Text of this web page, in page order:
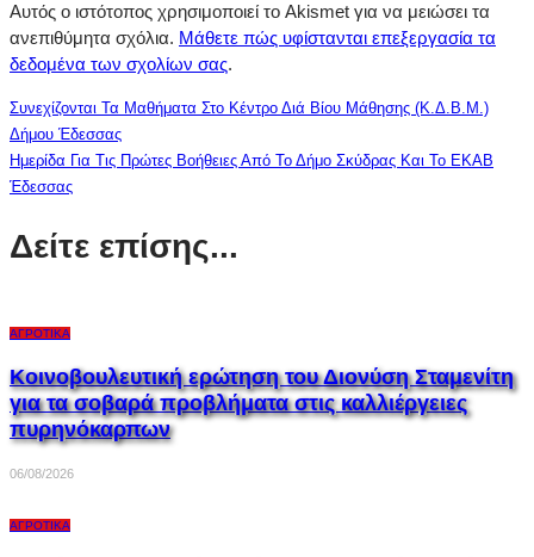
Αυτός ο ιστότοπος χρησιμοποιεί το Akismet για να μειώσει τα
ανεπιθύμητα σχόλια. Μάθετε πώς υφίστανται επεξεργασία τα
δεδομένα των σχολίων σας.
Συνεχίζονται Τα Μαθήματα Στο Κέντρο Διά Βίου Μάθησης (Κ.Δ.Β.Μ.)
Δήμου Έδεσσας
Ημερίδα Για Τις Πρώτες Βοήθειες Από Το Δήμο Σκύδρας Και Το ΕΚΑΒ
Έδεσσας
Δείτε επίσης...
ΑΓΡΟΤΙΚΆ
Κοινοβουλευτική ερώτηση του Διονύση Σταμενίτη
για τα σοβαρά προβλήματα στις καλλιέργειες
πυρηνόκαρπων
06/08/2026
ΑΓΡΟΤΙΚΆ